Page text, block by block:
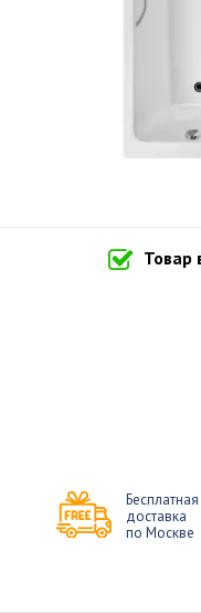
Товар
Бесплатная
доставка
по Москве